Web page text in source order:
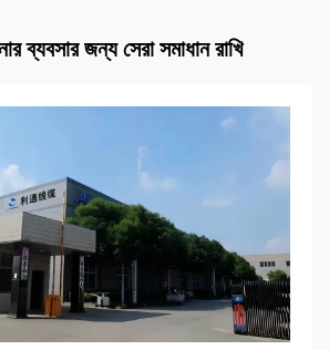
ব্যবসার জন্য সেরা সমাধান রাখি